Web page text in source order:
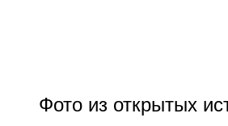
Фото из открытых